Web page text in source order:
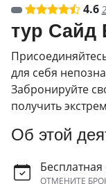
4.6
тур Сайд
для себя
Забронируйте
получить
Об этой
ОТМЕНИТЕ